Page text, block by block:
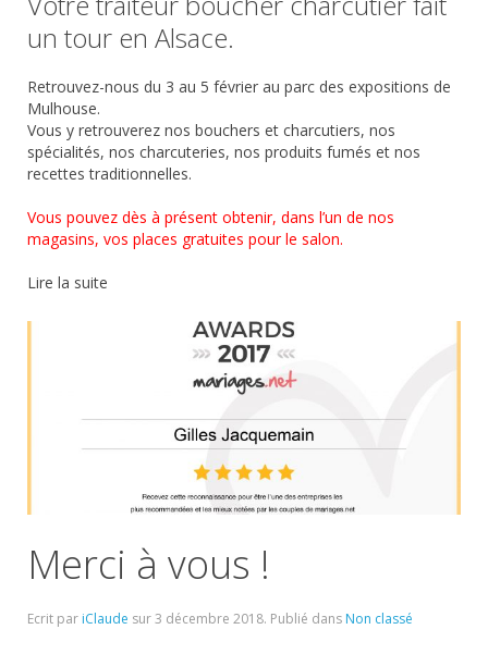
un tour en Alsace.
Retrouvez-nous du 3 au 5 février au parc des expositions de
Mulhouse.
Vous y retrouverez nos bouchers et charcutiers, nos
spécialités, nos charcuteries, nos produits fumés et nos
recettes traditionnelles.
Vous pouvez dès à présent obtenir, dans l’un de nos
magasins, vos places gratuites pour le salon.
Lire la suite
Merci à vous !
Ecrit par iClaude sur3 décembre 2018. Publié dans Non classé